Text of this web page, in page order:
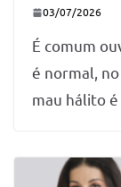
03/07/2026
É comum
é normal,
mau hálito é